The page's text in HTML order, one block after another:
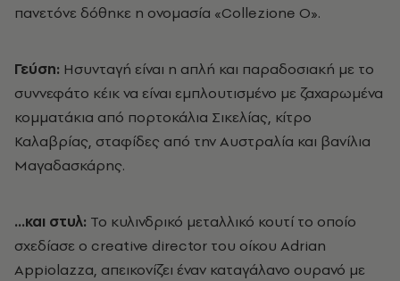
πανετόνε δόθηκε η ονομασία «Collezione O».
Γεύση: Hσυνταγή είναι η απλή και παραδοσιακή με το
συννεφάτο κέικ να είναι εμπλουτισμένο με ζαχαρωμένα
κομματάκια από πορτοκάλια Σικελίας, κίτρο
Καλαβρίας, σταφίδες από την Αυστραλία και βανίλια
Μαγαδασκάρης.
…και στυλ: Το κυλινδρικό μεταλλικό κουτί το οποίο
σχεδίασε ο creative director του οίκου Adrian
Appiolazza, απεικονίζει έναν καταγάλανο ουρανό με